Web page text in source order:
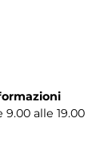
alle 19.00